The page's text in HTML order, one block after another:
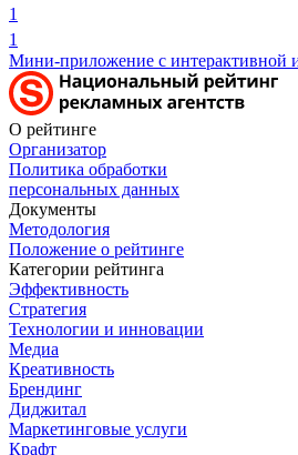
1
1
Мини-приложение с интерактивной
О рейтинге
Организатор
Политика обработки
персональных данных
Документы
Методология
Положение о рейтинге
Категории рейтинга
Эффективность
Стратегия
Технологии и инновации
Медиа
Креативность
Брендинг
Диджитал
Маркетинговые услуги
Крафт